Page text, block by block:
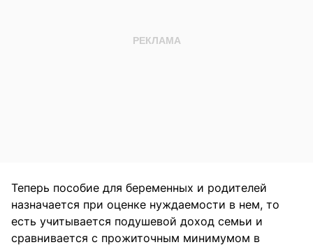
Теперь пособие для беременных и родителей
назначается при оценке нуждаемости в нем, то
есть учитывается подушевой доход семьи и
сравнивается с прожиточным минимумом в